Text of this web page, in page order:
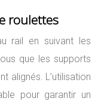
roulettes
rail en suivant les
que les supports
alignés. L’utilisation
pour garantir un